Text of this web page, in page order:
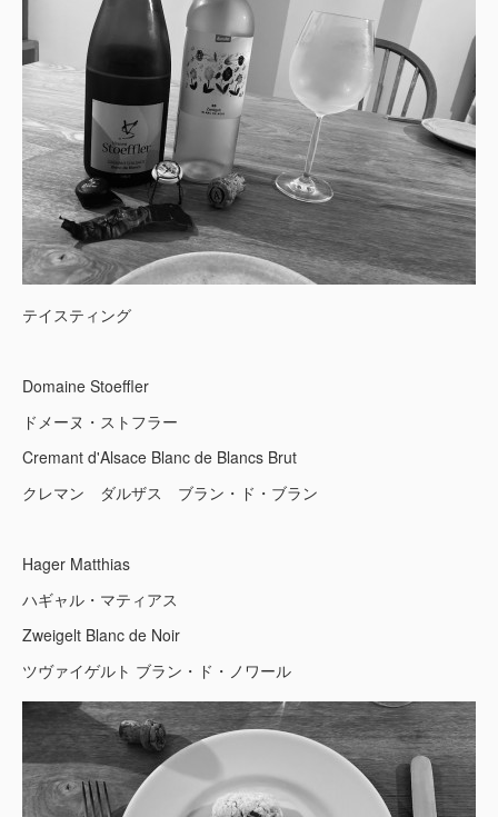
テイスティング
Domaine Stoeffler
ドメーヌ・ストフラー
Cremant d'Alsace Blanc de Blancs Brut
クレマン ダルザス ブラン・ド・ブラン
Hager Matthias
ハギャル・マティアス
Zweigelt Blanc de Noir
ツヴァイゲルト ブラン・ド・ノワール